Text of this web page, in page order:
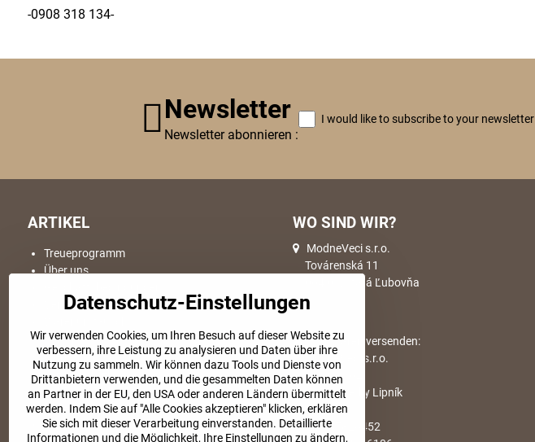
-0908 318 134-
Newsletter
Newsletter abonnieren :
I would like to subscribe to your newsletter
ARTIKEL
Treueprogramm
Über uns
Versand & Lieferung
Reklamationde
Ware Rücksendung
Wie einkaufen
Kontaktinformationen
Datenschutz
Size guide
WO SIND WIR?
ModneVeci s.r.o.
Továrenská 11
064 01, Stará Ľubovňa
Hier Waren versenden:
ModneVeci s.r.o.
Hlavná 362
065 33 Veľky Lipník
Slowakei
IČO: 47826452
Datenschutz-Einstellungen
Wir verwenden Cookies, um Ihren Besuch auf dieser Website zu
verbessern, ihre Leistung zu analysieren und Daten über ihre
Nutzung zu sammeln. Wir können dazu Tools und Dienste von
Drittanbietern verwenden, und die gesammelten Daten können
an Partner in der EU, den USA oder anderen Ländern übermittelt
werden. Indem Sie auf "Alle Cookies akzeptieren" klicken, erklären
Sie sich mit dieser Verarbeitung einverstanden. Detaillierte
Informationen und die Möglichkeit, Ihre Einstellungen zu ändern,